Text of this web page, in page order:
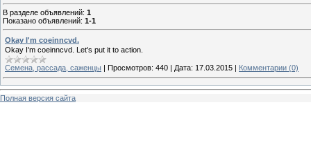
В разделе объявлений: 1
Показано объявлений: 1-1
Okay I'm coeinncvd.
Okay I'm coeinncvd. Let's put it to action.
Семена, рассада, саженцы | Просмотров: 440 | Дата: 17.03.2015 | Комментарии (0)
Полная версия сайта